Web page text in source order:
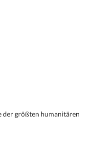
der größten humanitären